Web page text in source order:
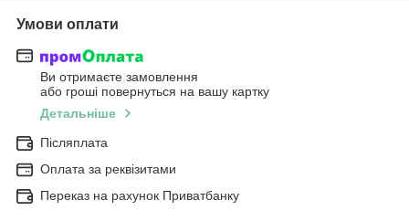
Умови оплати
Ви отримаєте замовлення
або гроші повернуться на вашу картку
Детальніше
Післяплата
Оплата за реквізитами
Переказ на рахунок Приватбанку